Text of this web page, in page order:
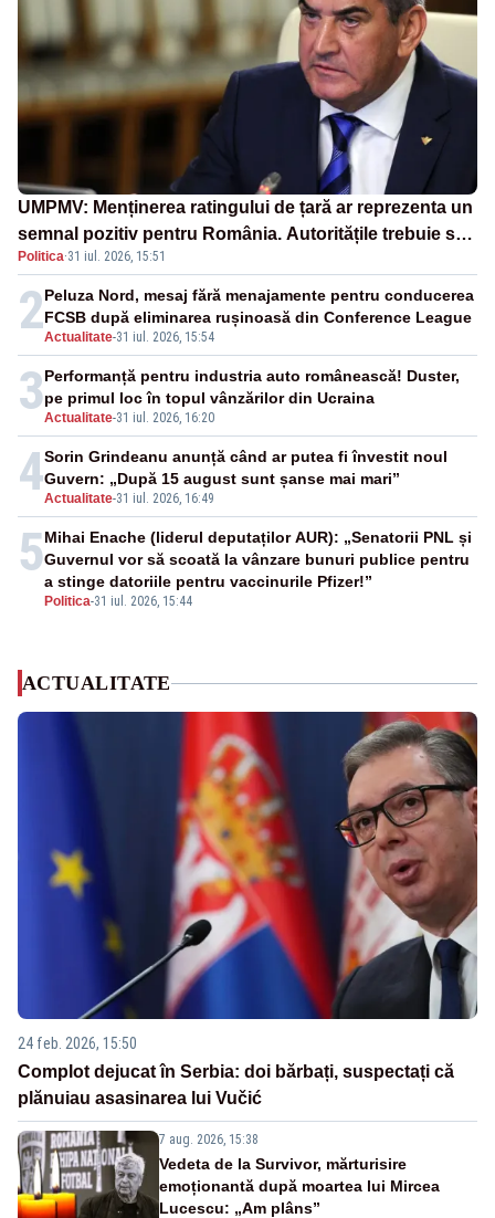
UMPMV: Menținerea ratingului de țară ar reprezenta un
semnal pozitiv pentru România. Autoritățile trebuie să
continue consolidarea stabilității economice și
financiare
Politica·31 iul. 2026, 15:51
2Actualitate-31 iul. 2026, 15:54
Peluza Nord, mesaj fără menajamente pentru conducerea
FCSB după eliminarea rușinoasă din Conference League
3Actualitate-31 iul. 2026, 16:20
Performanță pentru industria auto românească! Duster,
pe primul loc în topul vânzărilor din Ucraina
4Actualitate-31 iul. 2026, 16:49
Sorin Grindeanu anunță când ar putea fi învestit noul
Guvern: „După 15 august sunt șanse mai mari”
5
Politica-31 iul. 2026, 15:44
Mihai Enache (liderul deputaților AUR): „Senatorii PNL și
Guvernul vor să scoată la vânzare bunuri publice pentru
a stinge datoriile pentru vaccinurile Pfizer!”
ACTUALITATE
24 feb. 2026, 15:50
Complot dejucat în Serbia: doi bărbați, suspectați că
plănuiau asasinarea lui Vučić
7 aug. 2026, 15:38
Vedeta de la Survivor, mărturisire
emoționantă după moartea lui Mircea
Lucescu: „Am plâns”